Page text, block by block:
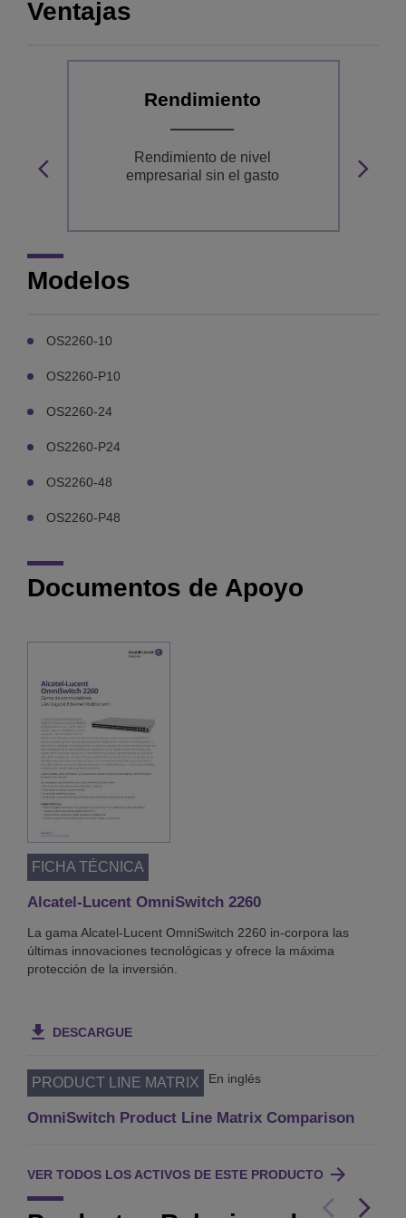
Ventajas
Rendimiento
Rendimiento de nivel
empresarial sin el gasto
Modelos
OS2260-10
OS2260-P10
OS2260-24
OS2260-P24
OS2260-48
OS2260-P48
Documentos de Apoyo
FICHA TÉCNICA
Alcatel-Lucent OmniSwitch 2260
La gama Alcatel-Lucent OmniSwitch 2260 in-corpora las
últimas innovaciones tecnológicas y ofrece la máxima
protección de la inversión.
DESCARGUE
PRODUCT LINE MATRIX En inglés
OmniSwitch Product Line Matrix Comparison
VER TODOS LOS ACTIVOS DE ESTE PRODUCTO